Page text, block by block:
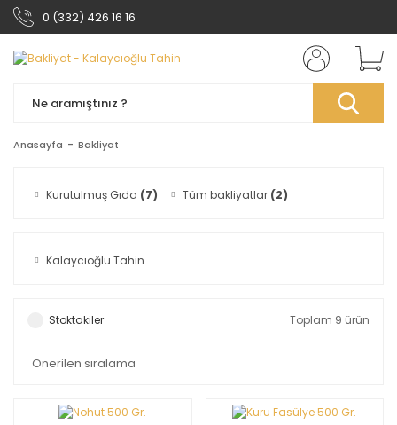
0 (332) 426 16 16
Anasayfa Bakliyat
Kurutulmuş Gıda (7) Tüm bakliyatlar (2)
Kalaycıoğlu Tahin
Stoktakiler Toplam 9 ürün